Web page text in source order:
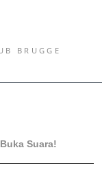
BRUGGE
Suara!